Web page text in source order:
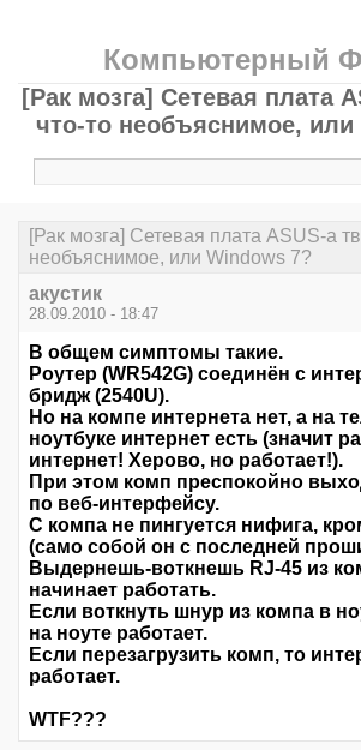
Компьютерный
[Рак мозга] Сетевая плата
что-то необъяснимое, или
[Рак мозга] Сетевая плата ASUS-а
необъяснимое, или Windows 7?
акустик
28.09.2010 - 18:47
В общем симптомы такие.
Роутер (WR542G) соединён с
бридж (2540U).
Но на компе интернета нет, а на
ноутбуке интернет есть (значит
интернет! Херово, но работает!).
При этом комп преспокойно
по веб-интерфейсу.
C компа не пингуется нифига,
(само собой он с последней
Выдернешь-воткнешь RJ-45 из
начинает работать.
Если воткнуть шнур из компа в
на ноуте работает.
Если перезагрузить комп, то
работает.
WTF???